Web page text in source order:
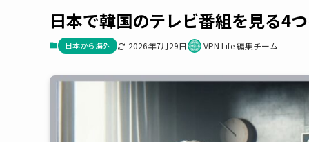
日本で韓国のテレビ番組を見る4
日本から海外 2026年7月29日 VPN Life 編集チーム